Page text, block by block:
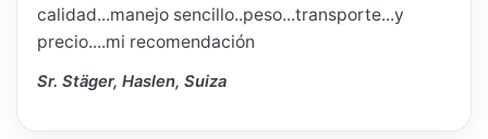
calidad...manejo sencillo..peso...transporte...y
precio....mi recomendación
Sr. Stäger, Haslen, Suiza